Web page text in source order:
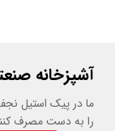
آشپزخانه
ما در پیک استیل
را به دست مصرف